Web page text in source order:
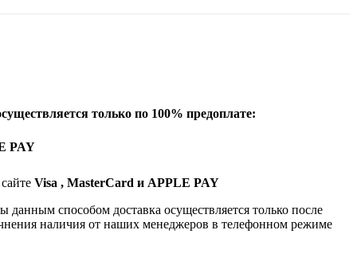
только по 100% предоплате:
PAY
Visa , MasterCard и APPLE PAY
данным способом доставка осуществляется только после
наличия от наших менеджеров в телефонном режиме